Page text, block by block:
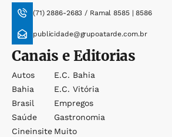
(71) 2886-2683 / Ramal 8585 | 8586
publicidade@grupoatarde.com.br
Canais e Editorias
Autos
Bahia
Brasil
Saúde
Cineinsite
E.c. Bahia
E.c. Vitória
Empregos
Gastronomia
Muito